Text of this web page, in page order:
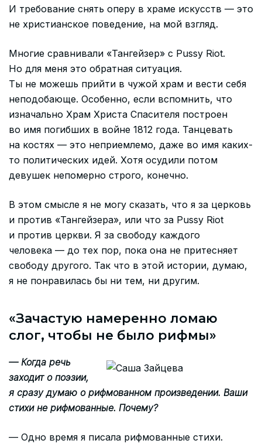
И требование снять оперу в храме искусств — это
не христианское поведение, на мой взгляд.
Многие сравнивали «Тангейзер» с Pussy Riot.
Но для меня это обратная ситуация.
Ты не можешь прийти в чужой храм и вести себя
неподобающе. Особенно, если вспомнить, что
изначально Храм Христа Спасителя построен
во имя погибших в войне 1812 года. Танцевать
на костях — это неприемлемо, даже во имя каких-
то политических идей. Хотя осудили потом
девушек непомерно строго, конечно.
В этом смысле я не могу сказать, что я за церковь
и против «Тангейзера», или что за Pussy Riot
и против церкви. Я за свободу каждого
человека — до тех пор, пока она не притесняет
свободу другого. Так что в этой истории, думаю,
я не понравилась бы ни тем, ни другим.
«Зачастую намеренно ломаю
слог, чтобы не было рифмы»
— Когда речь
заходит о поэзии,
я сразу думаю о рифмованном произведении. Ваши
стихи не рифмованные. Почему?
— Одно время я писала рифмованные стихи.